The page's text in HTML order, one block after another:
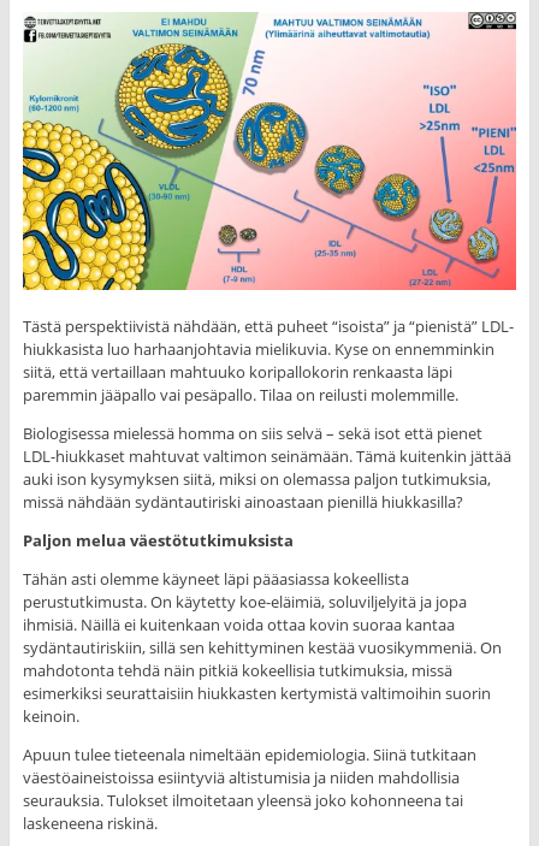
Tästä perspektiivistä nähdään, että puheet “isoista” ja “pienistä” LDL-
hiukkasista luo harhaanjohtavia mielikuvia. Kyse on ennemminkin
siitä, että vertaillaan mahtuuko koripallokorin renkaasta läpi
paremmin jääpallo vai pesäpallo. Tilaa on reilusti molemmille.
Biologisessa mielessä homma on siis selvä – sekä isot että pienet
LDL-hiukkaset mahtuvat valtimon seinämään. Tämä kuitenkin jättää
auki ison kysymyksen siitä, miksi on olemassa paljon tutkimuksia,
missä nähdään sydäntautiriski ainoastaan pienillä hiukkasilla?
Paljon melua väestötutkimuksista
Tähän asti olemme käyneet läpi pääasiassa kokeellista
perustutkimusta. On käytetty koe-eläimiä, soluviljelyitä ja jopa
ihmisiä. Näillä ei kuitenkaan voida ottaa kovin suoraa kantaa
sydäntautiriskiin, sillä sen kehittyminen kestää vuosikymmeniä. On
mahdotonta tehdä näin pitkiä kokeellisia tutkimuksia, missä
esimerkiksi seurattaisiin hiukkasten kertymistä valtimoihin suorin
keinoin.
Apuun tulee tieteenala nimeltään epidemiologia. Siinä tutkitaan
väestöaineistoissa esiintyviä altistumisia ja niiden mahdollisia
seurauksia. Tulokset ilmoitetaan yleensä joko kohonneena tai
laskeneena riskinä.